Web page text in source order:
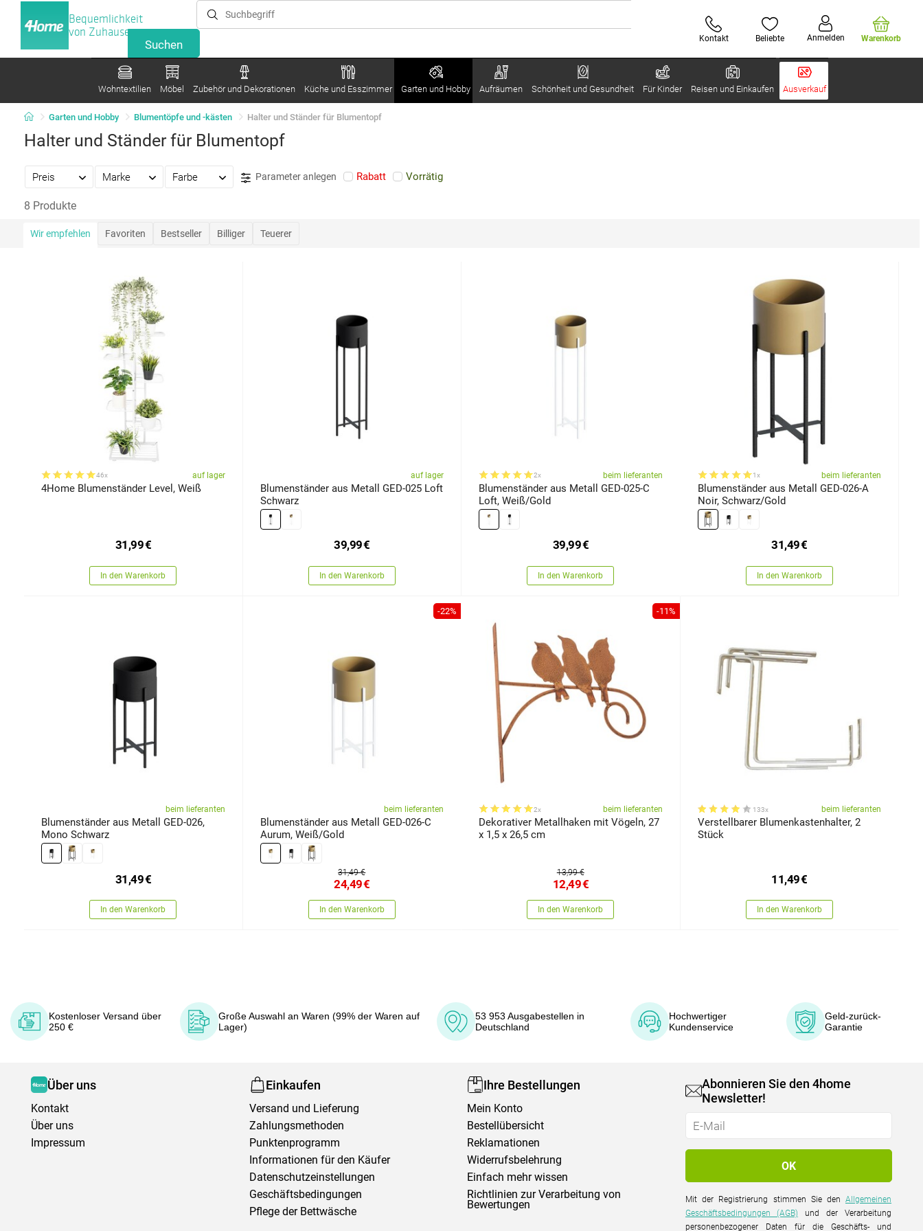
Bequemlichkeit
von Zuhause
Kontakt Beliebte Anmelden Warenkorb
Wohntextilien Möbel Zubehör und Dekorationen Küche und Esszimmer Garten und Hobby Aufräumen Schönheit und Gesundheit Für Kinder Reisen und Einkaufen Ausverkauf
Garten und Hobby Blumentöpfe und -kästen Halter und Ständer für Blumentopf
Halter und Ständer für Blumentopf
Preis Marke Farbe Parameter anlegen Rabatt Vorrätig
8 Produkte
Wir empfehlen Favoriten Bestseller Billiger Teuerer
46x auf lager
4Home Blumenständer Level, Weiß
31,99€
In den Warenkorb
auf lager
Blumenständer aus Metall GED-025 Loft
Schwarz
39,99€
In den Warenkorb
2x beim lieferanten
Blumenständer aus Metall GED-025-C
Loft, Weiß/Gold
39,99€
In den Warenkorb
1x beim lieferanten
Blumenständer aus Metall GED-026-A
Noir, Schwarz/Gold
31,49€
In den Warenkorb
beim lieferanten
Blumenständer aus Metall GED-026,
Mono Schwarz
31,49€
In den Warenkorb
-22%
beim lieferanten
Blumenständer aus Metall GED-026-C
Aurum, Weiß/Gold
31,49 €
24,49€
In den Warenkorb
-11%
2x beim lieferanten
Dekorativer Metallhaken mit Vögeln, 27
x 1,5 x 26,5 cm
13,99 €
12,49€
In den Warenkorb
133x beim lieferanten
Verstellbarer Blumenkastenhalter, 2
Stück
11,49€
In den Warenkorb
Kostenloser Versand über
250 €
Große Auswahl an Waren (99% der Waren auf
Lager)
53 953 Ausgabestellen in
Deutschland
Hochwertiger
Kundenservice
Geld-zurück-
Garantie
Über uns
Kontakt
Über uns
Impressum
Einkaufen
Versand und Lieferung
Zahlungsmethoden
Punktenprogramm
Informationen für den Käufer
Datenschutzeinstellungen
Geschäftsbedingungen
Pflege der Bettwäsche
Ihre Bestellungen
Mein Konto
Bestellübersicht
Reklamationen
Widerrufsbelehrung
Einfach mehr wissen
Richtlinien zur Verarbeitung von
Bewertungen
Abonnieren Sie den 4home
Newsletter!
Mit der Registrierung stimmen Sie denAllgemeinen
Geschäftsbedingungen (AGB) und der Verarbeitung
personenbezogener Daten für die Geschäfts- und